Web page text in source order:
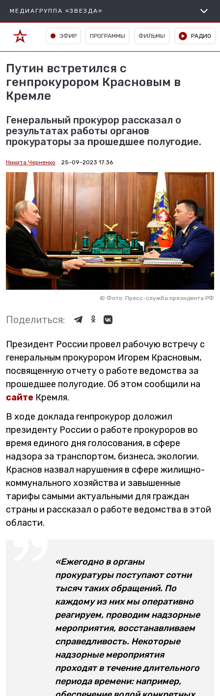
МЕДИАГРУППА «ЗВЕЗДА»
ЭФИР ПРОГРАММЫ ФИЛЬМЫ РАДИО
Путин встретился с
генпрокурором Красновым в
Кремле
Генеральный прокурор рассказал о
результатах работы органов
прокураторы за прошедшее полугодие.
Никита Черненко 25-09-2023 17:36
© Фото: Пресс-служба президента РФ
Поделиться:
Президент России провел рабочую встречу с
генеральным прокурором Игорем Красновым,
посвященную отчету о работе ведомства за
прошедшее полугодие. Об этом сообщили на
сайте Кремля.
В ходе доклада генпрокурор доложил
президенту России о работе прокуроров во
время единого дня голосования, в сфере
надзора за транспортом, бизнеса, экологии.
Краснов назвал нарушения в сфере жилищно-
коммунального хозяйства и завышенные
тарифы самыми актуальными для граждан
страны и рассказал о работе ведомства в этой
области.
«Ежегодно в органы
прокуратуры поступают сотни
тысяч таких обращений. По
каждому из них мы оперативно
реагируем, проводим надзорные
мероприятия, восстанавливаем
справедливость. Некоторые
надзорные мероприятия
проходят в течение длительного
периода времени: например,